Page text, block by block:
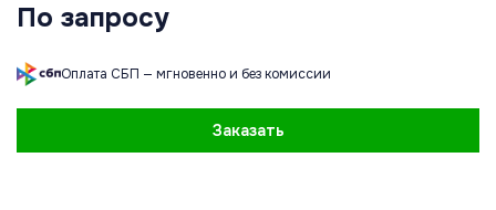
По запросу
Оплата СБП — мгновенно и без комиссии
Заказать